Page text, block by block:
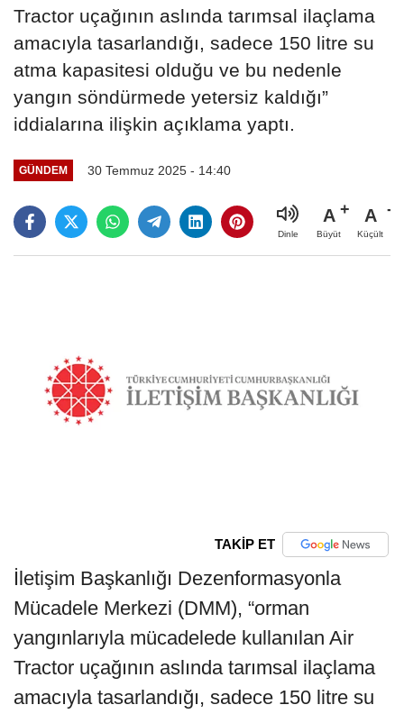
Tractor uçağının aslında tarımsal ilaçlama
amacıyla tasarlandığı, sadece 150 litre su
atma kapasitesi olduğu ve bu nedenle
yangın söndürmede yetersiz kaldığı”
iddialarına ilişkin açıklama yaptı.
GÜNDEM 30 Temmuz 2025 - 14:40
Dinle
A
Büyüt
A
Küçült
TAKİP ET
İletişim Başkanlığı Dezenformasyonla
Mücadele Merkezi (DMM), “orman
yangınlarıyla mücadelede kullanılan Air
Tractor uçağının aslında tarımsal ilaçlama
amacıyla tasarlandığı, sadece 150 litre su